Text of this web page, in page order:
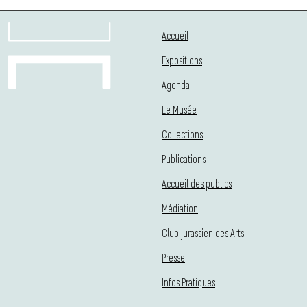
Accueil
Expositions
Agenda
Le Musée
Collections
Publications
Accueil des publics
Médiation
Club jurassien des Arts
Presse
Infos Pratiques